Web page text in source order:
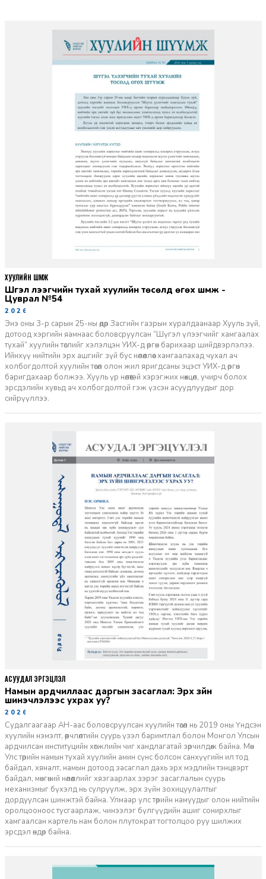
Шүгэл үлээгчийн тухай хуулийн төсөлд өгөх шүүмж -
Цуврал №54
2026-07-27
Энэ оны 3-р сарын 25-ны өдөр Засгийн газрын хуралдаанаар Хууль зүй,
дотоод хэргийн яамнаас боловсруулсан “Шүгэл үлээгчийг хамгаалах
тухай” хуулийн төслийг хэлэлцэн УИХ-д өргөн барихаар шийдвэрлэлээ.
Ийнхүү нийтийн эрх ашгийг зүй бус нөлөөллөөс хамгаалахад чухал ач
холбогдолтой хуулийн төсөл олон жил яригдсаны эцэст УИХ-д өргөн
баригдахаар болжээ. Хууль үр нөлөөтэй хэрэгжих нөхцөл, учирч болох
эрсдэлийн хувьд ач холбогдолтой гэж үзсэн асуудлуудыг дор
сийрүүллээ.
ХУУЛИЙН ШҮҮМЖ
Намын ардчиллаас даргын засаглал: Эрх зүйн
шинэчлэлээс ухрах уу?
2026-07-08
Судалгаагаар АН-аас боловсруулсан хуулийн төсөл нь 2019 оны Үндсэн
хуулийн нэмэлт, өөрчлөлтийн суурь үзэл баримтлал болон Монгол Улсын
ардчилсан институцийн хөгжлийн чиг хандлагатай зөрчилдөж байна. Мөн
Улс төрийн намын тухай хуулийн амин сүнс болсон санхүүгийн ил тод
байдал, хяналт, намын дотоод засаглал дахь эрх мэдлийн тэнцвэрт
байдал, мөнгөний нөлөөллийг хязгаарлах зэрэг засаглалын суурь
механизмыг бүхэлд нь сулруулж, эрх зүйн зохицуулалтыг
дордуулсан шинжтэй байна. Улмаар улс төрийн намуудыг олон нийтийн
оролцооноос тусгаарлаж, чинээлэг бүлгүүдийн ашиг сонирхлыг
хамгаалсан картель нам болон плутократ тогтолцоо руу шилжих
эрсдэл өндөр байна.
АСУУДАЛ ЭРГЭЦҮҮЛЭЛ